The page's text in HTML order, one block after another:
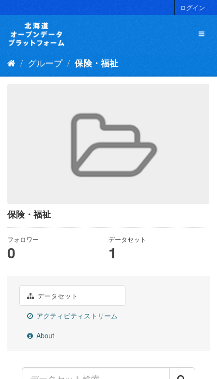
キ
ログイン
グループ 保険・福祉
保険・福祉
フォロワー
0
データセット
1
データセット
アクティビティストリーム
About